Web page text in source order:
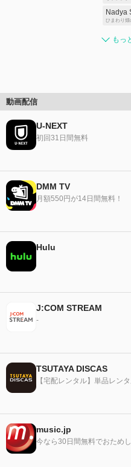
Nadya
ひまわり畑
もっ
動画配信
U-NEXT
初回31日間無料
DMM TV
月額550円が14日間無料！
Hulu
J:COM STREAM
-
TSUTAYA DISCAS
【宅配レンタル】単品レン
music.jp
今なら30日間無料でおためし